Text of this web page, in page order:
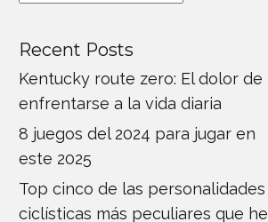
Recent Posts
Kentucky route zero: El dolor de
enfrentarse a la vida diaria
8 juegos del 2024 para jugar en
este 2025
Top cinco de las personalidades
ciclísticas más peculiares que he